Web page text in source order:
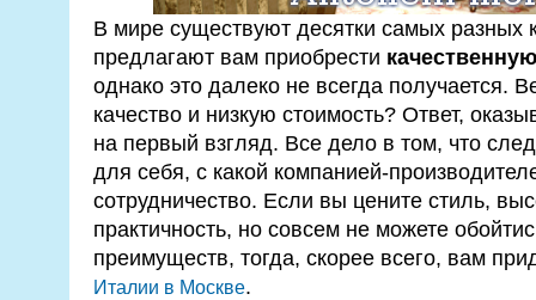
В мире существуют десятки самых разных
предлагают вам приобрести
однако это далеко не всегда получается.
качество и низкую стоимость? Ответ,
на первый взгляд. Все дело в том, что
для себя, с какой компанией-
сотрудничество. Если вы цените стиль,
практичность, но совсем не можете
преимуществ, тогда, скорее всего, вам
Италии в Москве.